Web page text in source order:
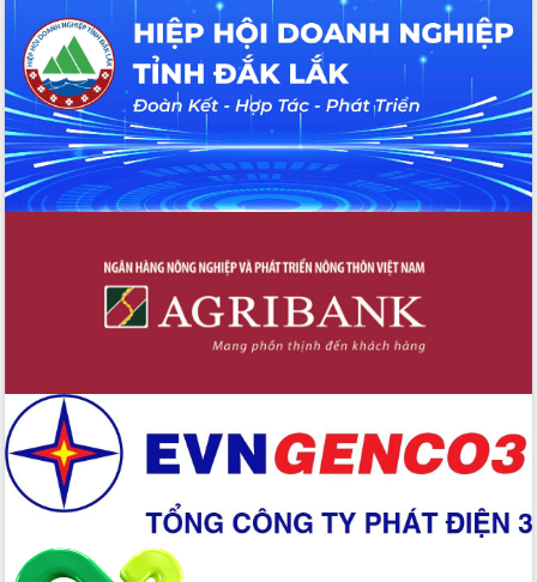
chúc mừng các bệnh viện nhân Ngày
Thầy thuốc Việt Nam
Rộn ràng lễ hội truyền thống Sông
nước Đà Nông lần thứ I năm 2026
Kỳ họp Chuyên đề lần thứ Năm, HĐND
tỉnh Đắk Lắk thông qua các nghị quyết
quan trọng
Thống nhất danh sách giới thiệu ứng
Phát động hai phong trào thi đua quan
trọng trong kỷ nguyên mới
Hội nghị lần thứ tư Ban Chỉ đạo công
Hội nghị Báo cáo viên Trung ương
tháng 01/2026
Phó Thủ tướng Hồ Quốc Dũng đánh giá
cao kết quả Chiến dịch Quang Trung
tại Đắk Lắk
Hội nghị Ban Chấp hành Đảng bộ tỉnh
Đắk Lắk lần thứ 2 (mở rộng)